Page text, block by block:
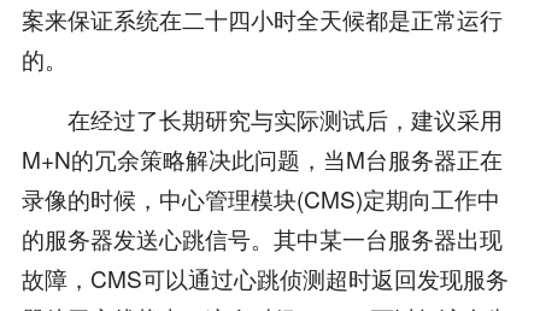
案来保证系统在二十四小时全天候都是正常运行
的。
在经过了长期研究与实际测试后，建议采用
M+N的冗余策略解决此问题，当M台服务器正在
录像的时候，中心管理模块(CMS)定期向工作中
的服务器发送心跳信号。其中某一台服务器出现
故障，CMS可以通过心跳侦测超时返回发现服务